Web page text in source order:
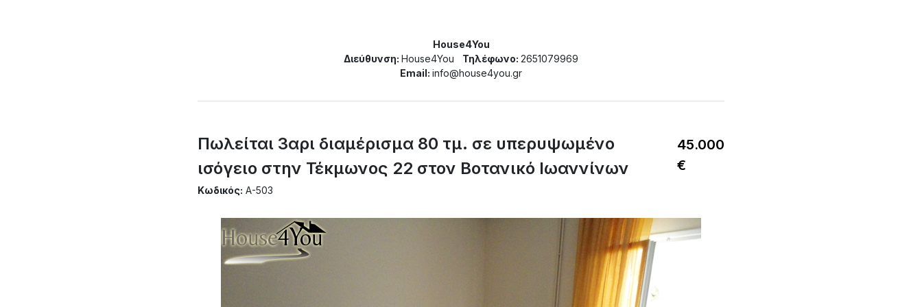
House4You
Διεύθυνση: House4You Τηλέφωνο: 2651079969
Email: info@house4you.gr
Πωλείται 3αρι διαμέρισμα 80 τμ. σε υπερυψωμένο
ισόγειο στην Τέκμωνος 22 στον Βοτανικό Ιωαννίνων
Κωδικός: A-503
45.000
€